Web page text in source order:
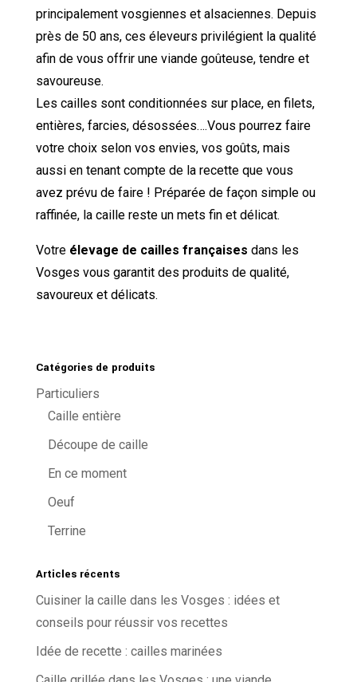
principalement vosgiennes et alsaciennes. Depuis
près de 50 ans, ces éleveurs privilégient la qualité
afin de vous offrir une viande goûteuse, tendre et
savoureuse.
Les cailles sont conditionnées sur place, en filets,
entières, farcies, désossées….Vous pourrez faire
votre choix selon vos envies, vos goûts, mais
aussi en tenant compte de la recette que vous
avez prévu de faire ! Préparée de façon simple ou
raffinée, la caille reste un mets fin et délicat.
Votre élevage de cailles françaises dans les
Vosges vous garantit des produits de qualité,
savoureux et délicats.
Catégories de produits
Particuliers
Caille entière
Découpe de caille
En ce moment
Oeuf
Terrine
Articles récents
Cuisiner la caille dans les Vosges : idées et
conseils pour réussir vos recettes
Idée de recette : cailles marinées